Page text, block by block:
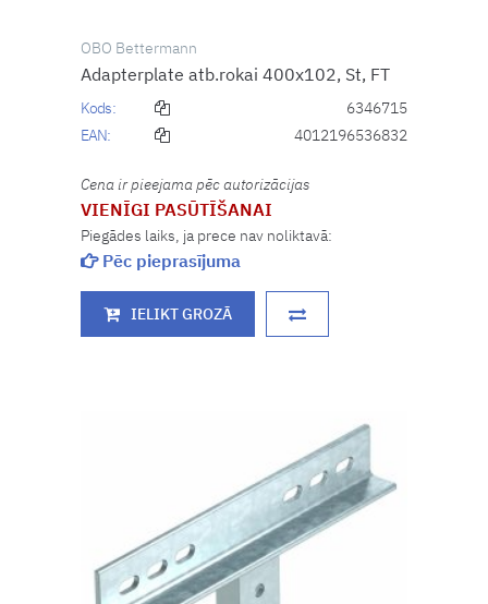
OBO Bettermann
Adapterplate atb.rokai 400x102, St, FT
Kods:
6346715
EAN:
4012196536832
Cena ir pieejama pēc autorizācijas
VIENĪGI PASŪTĪŠANAI
Piegādes laiks, ja prece nav noliktavā:
Pēc pieprasījuma
IELIKT GROZĀ